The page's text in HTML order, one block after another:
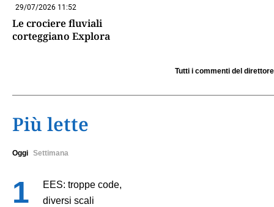
29/07/2026 11:52
Le crociere fluviali
corteggiano Explora
Tutti i commenti del direttore
Più lette
Oggi Settimana
EES: troppe code,
diversi scali